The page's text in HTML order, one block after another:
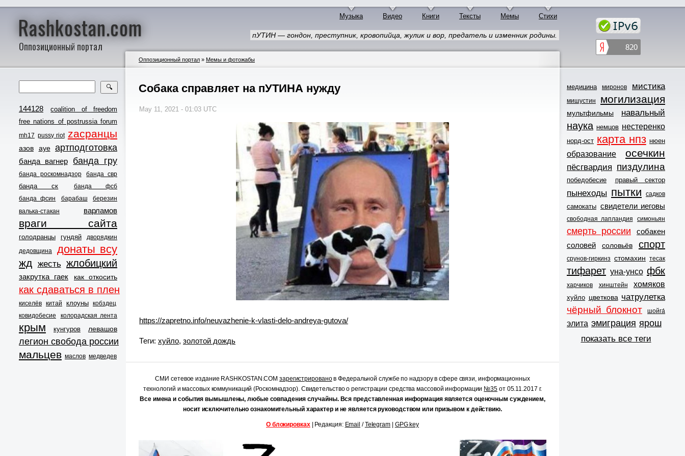
Rashkostan.com
Оппозиционный портал
Музыка Видео Книги Тексты Мемы Стихи
🔍
144128
coalition of freedom
free nations of postrussia forum
mh17 pussy riot zасранцы
азов ауе артподготовка
банда вагнер банда гру
банда роскомнадзор банда свр
банда ск
банда фсб
банда фсин
барабаш
березин
валька-стакан
варламов
враги сайта
голодранцы гундяй
дворядкин
дедовщина
донаты всу
жд жесть жлобицкий
закрутка гаек как откосить
как сдаваться в плен
киселёв китай клоуны кобздец
ковидобесие
колорадская лента
крым кунгуров левашов
легион свобода россии
мальцев маслов медведев
пУТИН — гондон, преступник, кровопийца, жулик и вор, предатель и изменник родины.
Оппозиционный портал » Мемы и фотожабы
Собака справляет на пУТИНА нужду
May 11, 2021 - 01:03 UTC
https://zapretno.info/neuvazhenie-k-vlasti-delo-andreya-gutova/
Теги: хуйло, золотой дождь
СМИ сетевое издание RASHKOSTAN.COMзарегистрированов Федеральной службе по надзору в сфере связи, информационных
технологий и массовых коммуникаций (Роскомнадзор). Свидетельство о регистрации средства массовой информации №35от 05.11.2017 г.
Все имена и события вымышлены, любые совпадения случайны. Вся представленная информация является оценочным суждением,
носит исключительно ознакомительный характер и не является руководством или призывом к действию.
О блокировках| Редакция: Email /Telegram| GPG key
медицина миронов мистика
мишустин могилизация
мультфильмы навальный
наука немцов нестеренко
норд-ост карта нпз нюен
образование осечкин
пёсгвардия пиздулина
победобесие правый сектор
пынеходы пытки садков
самокаты свидетели иеговы
свободная лапландия симоньян
смерть россии
собакен
соловей
соловьёв спорт
срунов-гиркинз стомахин тесак
тифарет уна-унсо фбк
харчиков хинштейн хомяков
хуйло цветкова чатрулетка
чёрный блокнот шойга́
элита эмиграция ярош
показать все теги